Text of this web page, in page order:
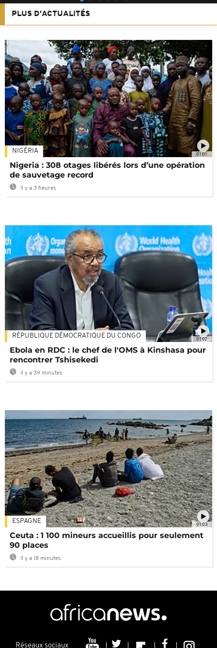
PLUS D'ACTUALITÉS
01:01
NIGÉRIA
Nigeria : 308 otages libérés lors d’une opération
de sauvetage record
Il y a 3 heures
01:02
RÉPUBLIQUE DÉMOCRATIQUE DU CONGO
Ebola en RDC : le chef de l'OMS à Kinshasa pour
rencontrer Tshisekedi
Il y a 39 minutes
01:03
ESPAGNE
Ceuta : 1 100 mineurs accueillis pour seulement
90 places
Il y a 18 minutes
Réseaux sociaux